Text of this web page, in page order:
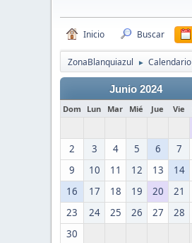
Inicio Buscar
ZonaBlanquiazul ► Calendario
Junio 2024
Dom Lun Mar Mié Jue Vie
2
3 4 5 6 7
9
10 11 12 13 14
16
17 18 19 20 21
23
24 25 26 27 28
30